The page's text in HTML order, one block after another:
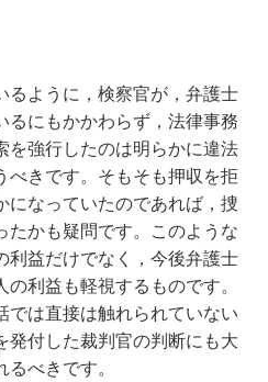
るように，検察官が，弁護士
るにもかかわらず，法律事務
を強行したのは明らかに違法
べきです。そもそも押収を拒
になっていたのであれば，捜
たかも疑問です。このような
利益だけでなく，今後弁護士
利益も軽視するものです。
では直接は触れられていない
発付した裁判官の判断にも大
べきです。